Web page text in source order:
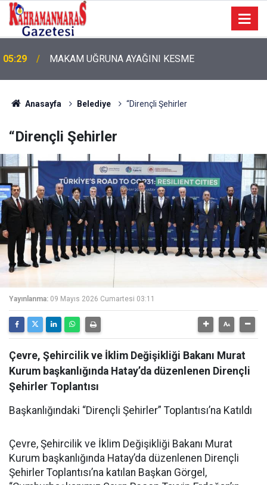
05:11 Bugün Dosta Gidiyorum!
Anasayfa Belediye “Dirençli Şehirler
“Dirençli Şehirler
Yayınlanma: 09 Mayıs 2026 Cumartesi 03:11
Çevre, Şehircilik ve İklim Değişikliği Bakanı Murat
Kurum başkanlığında Hatay’da düzenlenen Dirençli
Şehirler Toplantısı
Başkanlığındaki “Dirençli Şehirler” Toplantısı’na Katıldı
Çevre, Şehircilik ve İklim Değişikliği Bakanı Murat
Kurum başkanlığında Hatay’da düzenlenen Dirençli
Şehirler Toplantısı’na katılan Başkan Görgel,